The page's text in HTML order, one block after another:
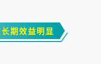
期效益明 显